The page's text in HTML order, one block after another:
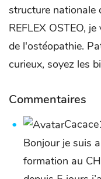
structure nationale
REFLEX OSTEO,
de l'ostéopathie.
curieux, soyez les
Commentaires
Bonjour je suis
formation au